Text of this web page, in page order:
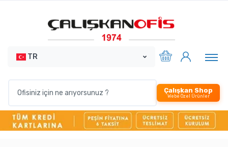
TR
Çalışkan Shop
Webe Özel Ürünler